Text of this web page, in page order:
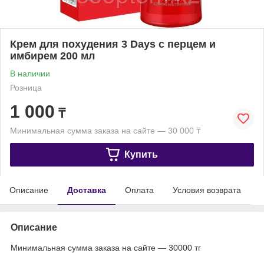
Крем для похудения 3 Days с перцем и
имбирем 200 мл
В наличии
Розница
1 000 ₸
Минимальная сумма заказа на сайте — 30 000 ₸
Купить
Описание Доставка Оплата Условия возврата
Описание
Минимальная сумма заказа на сайте — 30000 тг